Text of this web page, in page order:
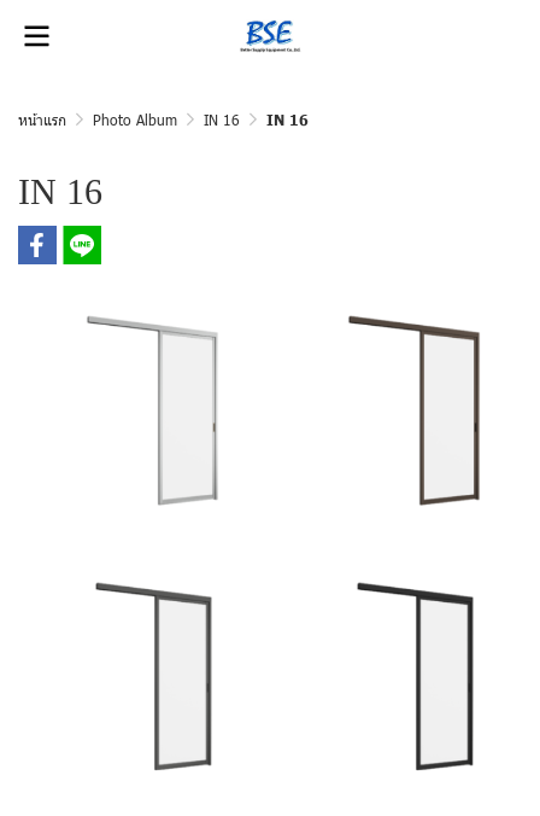
หน้าแรก Photo Album IN 16 IN 16
IN 16